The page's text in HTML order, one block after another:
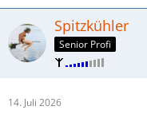
Spitzkühler
Senior Profi
14. Juli 2026